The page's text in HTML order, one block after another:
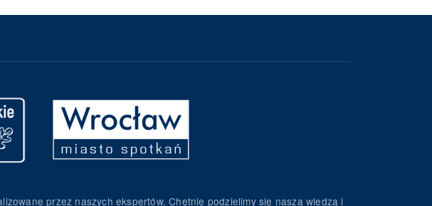
przez naszych ekspertów. Chętnie podzielimy się naszą wiedzą i